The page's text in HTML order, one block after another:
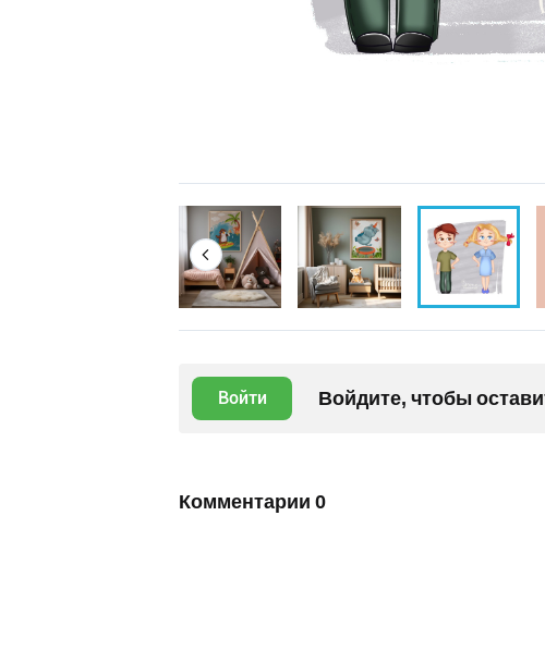
Войти Войдите, чтобы
Комментарии 0